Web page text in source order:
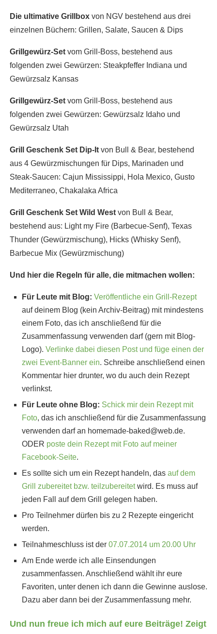
Die ultimative Grillbox von NGV bestehend aus drei
einzelnen Büchern: Grillen, Salate, Saucen & Dips
Grillgewürz-Set vom Grill-Boss, bestehend aus
folgenden zwei Gewürzen: Steakpfeffer Indiana und
Gewürzsalz Kansas
Grillgewürz-Set vom Grill-Boss, bestehend aus
folgenden zwei Gewürzen: Gewürzsalz Idaho und
Gewürzsalz Utah
Grill Geschenk Set Dip-It von Bull & Bear, bestehend
aus 4 Gewürzmischungen für Dips, Marinaden und
Steak-Saucen: Cajun Mississippi, Hola Mexico, Gusto
Mediterraneo, Chakalaka Africa
Grill Geschenk Set Wild West von Bull & Bear,
bestehend aus: Light my Fire (Barbecue-Senf), Texas
Thunder (Gewürzmischung), Hicks (Whisky Senf),
Barbecue Mix (Gewürzmischung)
Und hier die Regeln für alle, die mitmachen wollen:
Für Leute mit Blog: Veröffentliche ein Grill-Rezept
auf deinem Blog (kein Archiv-Beitrag) mit mindestens
einem Foto, das ich anschließend für die
Zusammenfassung verwenden darf (gern mit Blog-
Logo). Verlinke dabei diesen Post und füge einen der
zwei Event-Banner ein. Schreibe anschließend einen
Kommentar hier drunter, wo du auch dein Rezept
verlinkst.
Für Leute ohne Blog: Schick mir dein Rezept mit
Foto, das ich anschließend für die Zusammenfassung
verwenden darf an homemade-baked@web.de.
ODER poste dein Rezept mit Foto auf meiner
Facebook-Seite.
Es sollte sich um ein Rezept handeln, das auf dem
Grill zubereitet bzw. teilzubereitetwird. Es muss auf
jeden Fall auf dem Grill gelegen haben.
Pro Teilnehmer dürfen bis zu 2 Rezepte eingericht
werden.
Teilnahmeschluss ist der 07.07.2014 um 20.00 Uhr
Am Ende werde ich alle Einsendungen
zusammenfassen. Anschließend wählt ihr eure
Favoriten, unter denen ich dann die Gewinne auslose.
Dazu aber dann bei der Zusammenfassung mehr.
Und nun freue ich mich auf eure Beiträge! Zeigt